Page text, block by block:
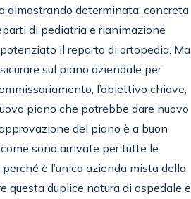
dimostrando determinata, concreta
di pediatria e rianimazione
il reparto di ortopedia. Ma
sul piano aziendale per
l’obiettivo chiave,
piano che potrebbe dare nuovo
del piano è a buon
sono arrivate per tutte le
è l’unica azienda mista della
questa duplice natura di ospedale e